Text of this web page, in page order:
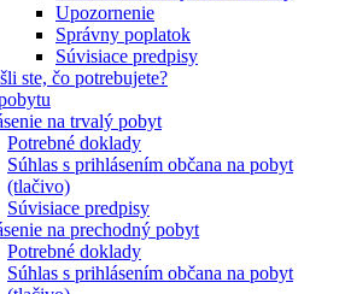
Upozornenie
Správny poplatok
Súvisiace predpisy
ste, čo potrebujete?
na trvalý pobyt
Potrebné doklady
Súhlas s prihlásením občana na pobyt
(tlačivo)
Súvisiace predpisy
na prechodný pobyt
Potrebné doklady
Súhlas s prihlásením občana na pobyt